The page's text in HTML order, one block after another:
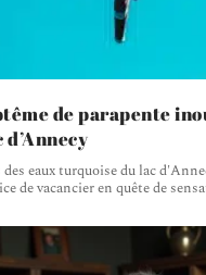
de parapente
d’Annecy
des eaux turquoise du lac
de vacancier en quête de